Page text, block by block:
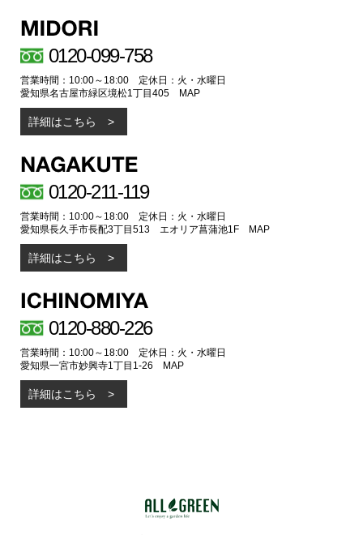
0120-099-758
営業時間：10:00～18:00 定休日：火・水曜日
愛知県名古屋市緑区境松1丁目405
MAP
詳細はこちら
0120-211-119
営業時間：10:00～18:00 定休日：火・水曜日
愛知県長久手市長配3丁目513 エオリア菖蒲池1F
MAP
詳細はこちら
0120-880-226
営業時間：10:00～18:00 定休日：火・水曜日
愛知県一宮市妙興寺1丁目1-26
MAP
詳細はこちら